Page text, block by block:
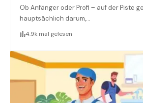
Ob Anfänger oder Profi – auf der Piste
hauptsächlich darum,…
4.9k mal gelesen